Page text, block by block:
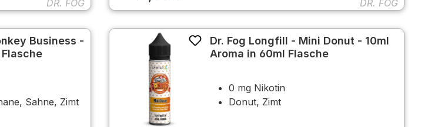
DR. FOG DR. FOG
Business -
Sahne, Zimt
Dr. Fog Longfill - Mini Donut - 10ml
Aroma in 60ml Flasche
0 mg Nikotin
Donut, Zimt